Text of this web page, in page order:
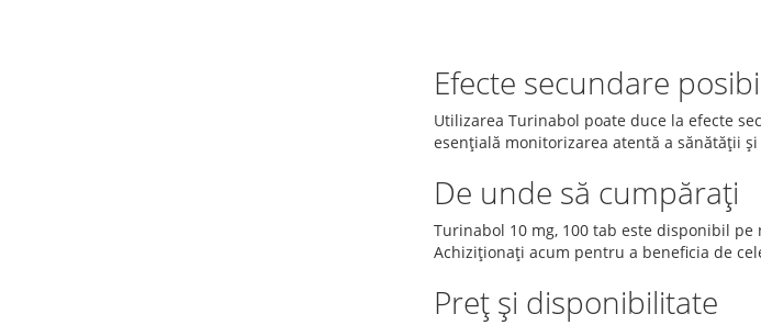
Efecte secundare
Utilizarea Turinabol poate duce la efecte
esențială monitorizarea atentă a sănătății
De unde să cumpărați
Turinabol 10 mg, 100 tab este disponibil
Achiziționați acum pentru a beneficia de
Preț și disponibilitate